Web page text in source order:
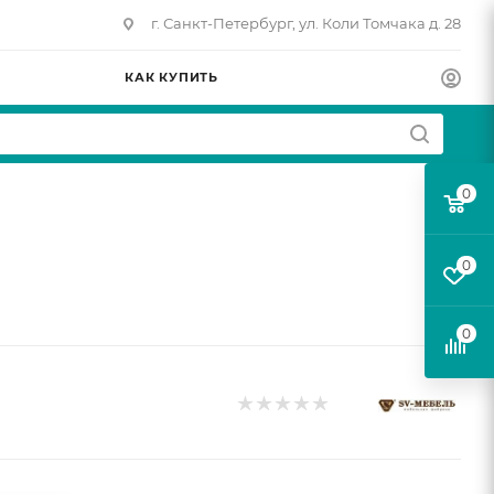
г. Санкт-Петербург, ул. Коли Томчака д. 28
КАК КУПИТЬ
0
0
0